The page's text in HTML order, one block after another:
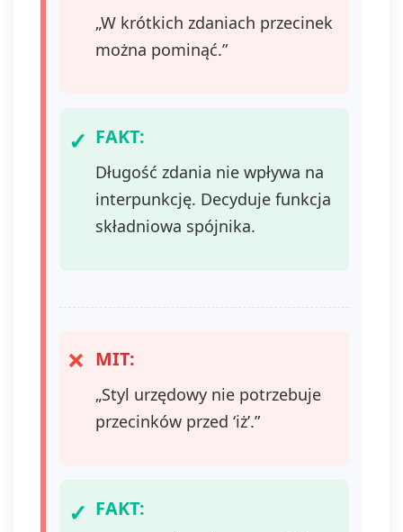
„W krótkich zdaniach przecinek
można pominąć.”
FAKT:
Długość zdania nie wpływa na
interpunkcję. Decyduje funkcja
składniowa spójnika.
MIT:
„Styl urzędowy nie potrzebuje
przecinków przed ‘iż’.”
FAKT: